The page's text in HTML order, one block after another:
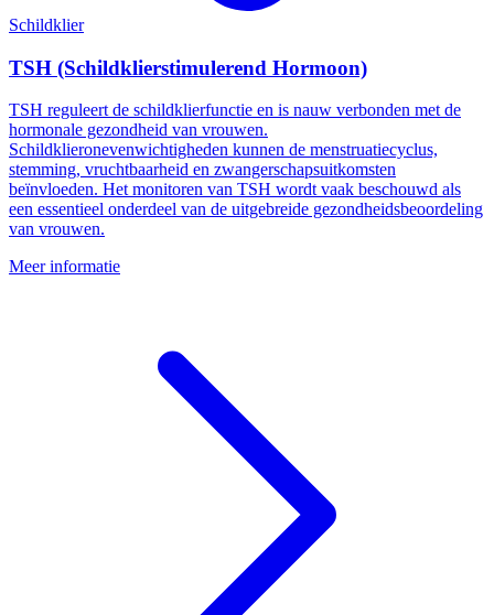
Schildklier
TSH (Schildklierstimulerend Hormoon)
TSH reguleert de schildklierfunctie en is nauw verbonden met de
hormonale gezondheid van vrouwen.
Schildklieronevenwichtigheden kunnen de menstruatiecyclus,
stemming, vruchtbaarheid en zwangerschapsuitkomsten
beïnvloeden. Het monitoren van TSH wordt vaak beschouwd als
een essentieel onderdeel van de uitgebreide gezondheidsbeoordeling
van vrouwen.
Meer informatie